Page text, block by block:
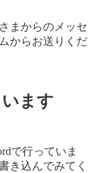
まからのメッセ
からお送りくだ
ます
で行っていま
き込んでみてく